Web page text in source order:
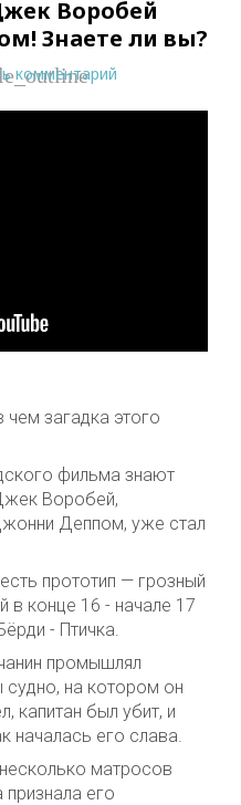
Воробей
Знаете ли вы?
комментарий
чем загадка этого
фильма знают
Воробей,
Деппом, уже стал
прототип — грозный
конце 16 - начале 17
- Птичка.
промышлял
на котором он
капитан был убит, и
началась его слава.
матросов
признала его